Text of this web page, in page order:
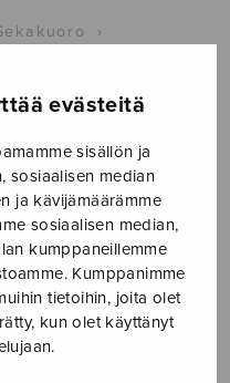
evästeitä
sisällön ja
sosiaalisen median
ja kävijämäärämme
sosiaalisen median,
kumppaneillemme
Kumppanimme
tietoihin, joita olet
kun olet käyttänyt
›